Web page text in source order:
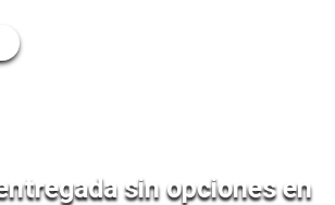
sin opciones en